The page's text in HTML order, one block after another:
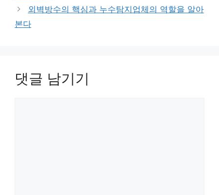
외벽방수의 핵심과 누수탐지업체의 역할을 알아
본다
댓글 남기기